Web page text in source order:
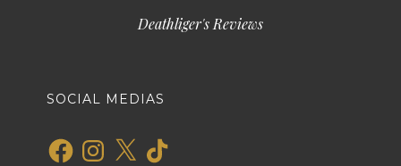
Deathliger's Reviews
SOCIAL MEDIAS
FacebookInstagram
X TikTok